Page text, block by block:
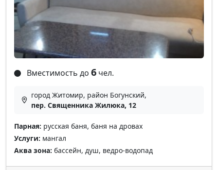
Вместимость до 6 чел.
город Житомир, район Богунский,
пер. Священника Жилюка, 12
Парная: русская баня, баня на дровах
Услуги: мангал
Аква зона: бассейн, душ, ведро-водопад